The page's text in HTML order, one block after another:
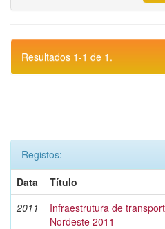
Resultados 1-1 de 1.
Registos:
Data
Título
2011
Infraestrutura de
Nordeste 2011